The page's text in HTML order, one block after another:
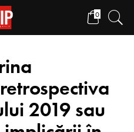
0
2019 sau